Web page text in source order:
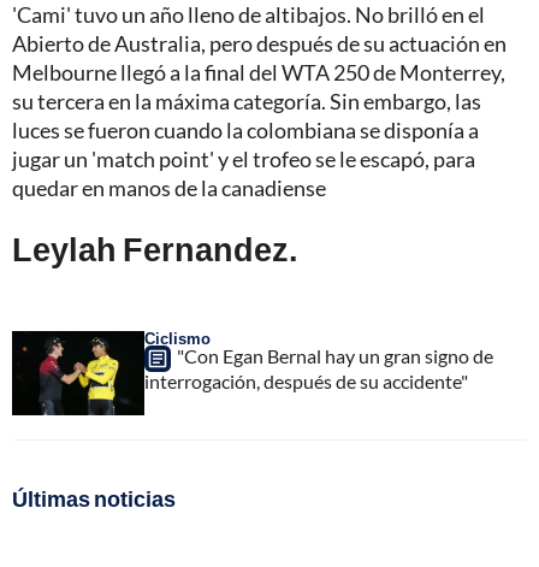
'Cami' tuvo un año lleno de altibajos. No brilló en el
Abierto de Australia, pero después de su actuación en
Melbourne llegó a la final del WTA 250 de Monterrey,
su tercera en la máxima categoría. Sin embargo, las
luces se fueron cuando la colombiana se disponía a
jugar un 'match point' y el trofeo se le escapó, para
quedar en manos de la canadiense
Leylah Fernandez.
Ciclismo
"Con Egan Bernal hay un gran signo de
interrogación, después de su accidente"
Últimas noticias